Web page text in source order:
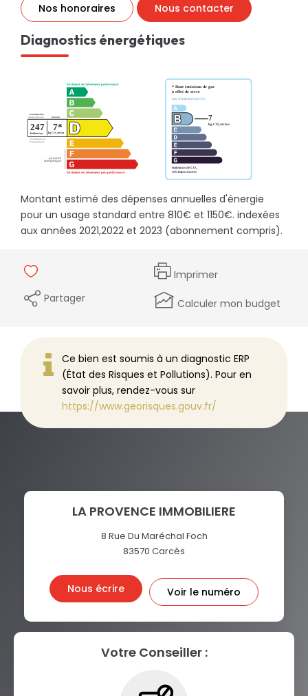
Nos honoraires Nous contacter
Diagnostics énergétiques
Montant estimé des dépenses annuelles d'énergie
pour un usage standard entre 810€ et 1150€. indexées
aux années 2021,2022 et 2023 (abonnement compris).
Imprimer
Partager
Calculer mon budget
Ce bien est soumis à un diagnostic ERP
(État des Risques et Pollutions). Pour en
savoir plus, rendez-vous sur
https://www.georisques.gouv.fr/
LA PROVENCE IMMOBILIERE
8 Rue Du Maréchal Foch
83570 Carcès
Nous écrire Voir le numéro
Votre Conseiller :